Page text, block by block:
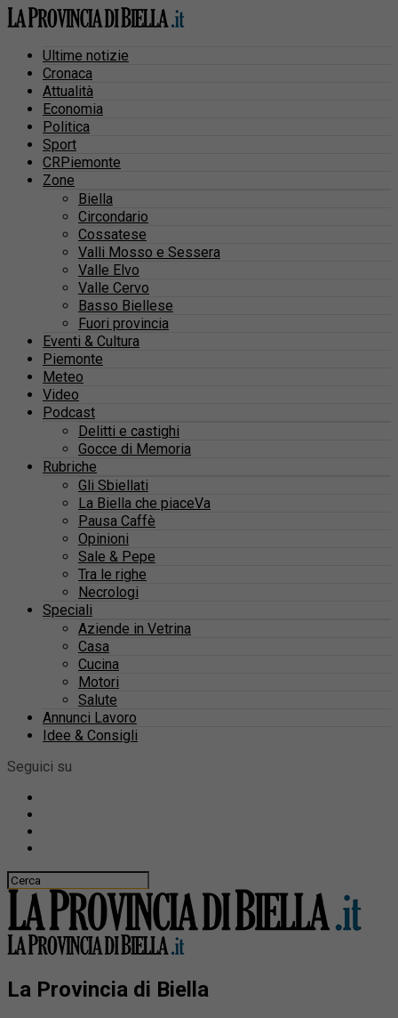
Ultime notizie
Cronaca
Attualità
Economia
Politica
Sport
CRPiemonte
Zone
Biella
Circondario
Cossatese
Valli Mosso e Sessera
Valle Elvo
Valle Cervo
Basso Biellese
Fuori provincia
Eventi & Cultura
Piemonte
Meteo
Video
Podcast
Delitti e castighi
Gocce di Memoria
Rubriche
Gli Sbiellati
La Biella che piaceVa
Pausa Caffè
Opinioni
Sale & Pepe
Tra le righe
Necrologi
Speciali
Aziende in Vetrina
Casa
Cucina
Motori
Salute
Annunci Lavoro
Idee & Consigli
Seguici su
La Provincia di Biella